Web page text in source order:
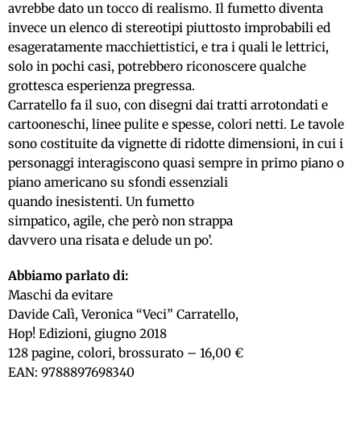
avrebbe dato un tocco di realismo. Il fumetto diventa
invece un elenco di stereotipi piuttosto improbabili ed
esageratamente macchiettistici, e tra i quali le lettrici,
solo in pochi casi, potrebbero riconoscere qualche
grottesca esperienza pregressa.
Carratello fa il suo, con disegni dai tratti arrotondati e
cartooneschi, linee pulite e spesse, colori netti. Le tavole
sono costituite da vignette di ridotte dimensioni, in cui i
personaggi interagiscono quasi sempre in primo piano o
piano americano su sfondi essenziali
quando inesistenti. Un fumetto
simpatico, agile, che però non strappa
davvero una risata e delude un po’.
Abbiamo parlato di:
Maschi da evitare
Davide Calì, Veronica “Veci” Carratello,
Hop! Edizioni, giugno 2018
128 pagine, colori, brossurato – 16,00 €
EAN: 9788897698340